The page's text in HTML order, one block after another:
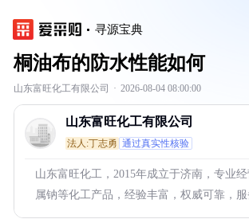
寻源宝典
桐油布的防水性能如何
山东富旺化工有限公司 · 2026-08-04 08:00:00
山东富旺化工有限公司
法人:丁志勇 通过真实性核验
山东富旺化工，2015年成立于济南，专业
属钠等化工产品，经验丰富，权威可靠，服